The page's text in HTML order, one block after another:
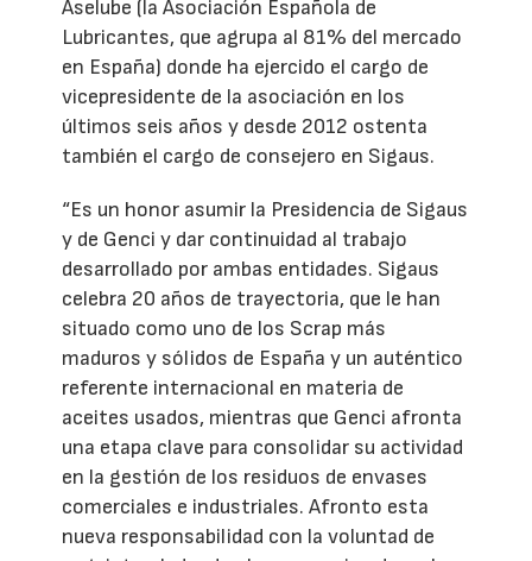
Aselube (la Asociación Española de
Lubricantes, que agrupa al 81% del mercado
en España) donde ha ejercido el cargo de
vicepresidente de la asociación en los
últimos seis años y desde 2012 ostenta
también el cargo de consejero en Sigaus.
“Es un honor asumir la Presidencia de Sigaus
y de Genci y dar continuidad al trabajo
desarrollado por ambas entidades. Sigaus
celebra 20 años de trayectoria, que le han
situado como uno de los Scrap más
maduros y sólidos de España y un auténtico
referente internacional en materia de
aceites usados, mientras que Genci afronta
una etapa clave para consolidar su actividad
en la gestión de los residuos de envases
comerciales e industriales. Afronto esta
nueva responsabilidad con la voluntad de